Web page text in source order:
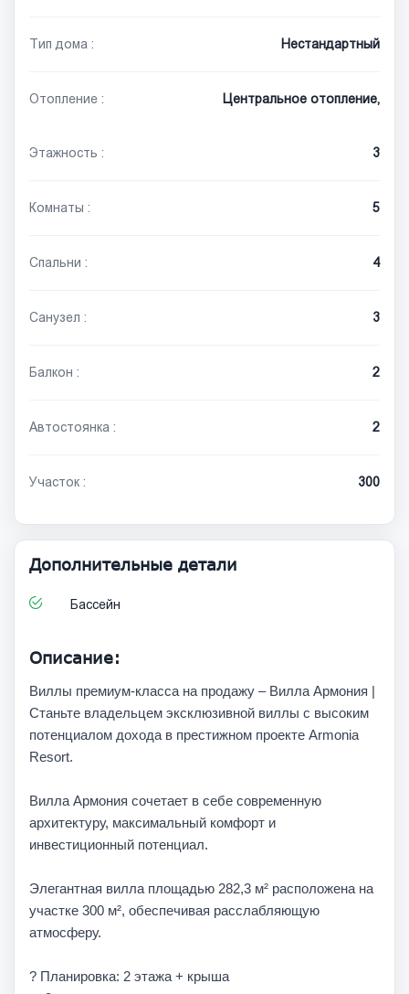
Тип дома : Нестандартный
Отопление : Центральное отопление,
Этажность : 3
Комнаты : 5
Спальни : 4
Санузел : 3
Балкон : 2
Автостоянка : 2
Участок : 300
Дополнительные детали
Бассейн
Описание:
Виллы премиум-класса на продажу – Вилла Армония |
Станьте владельцем эксклюзивной виллы с высоким
потенциалом дохода в престижном проекте Armonia
Resort.
Вилла Армония сочетает в себе современную
архитектуру, максимальный комфорт и
инвестиционный потенциал.
Элегантная вилла площадью 282,3 м² расположена на
участке 300 м², обеспечивая расслабляющую
атмосферу.
? Планировка: 2 этажа + крыша